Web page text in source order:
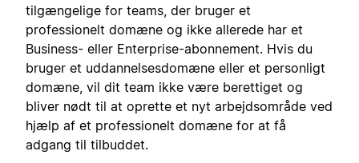
tilgængelige for teams, der bruger et
professionelt domæne og ikke allerede har et
Business- eller Enterprise-abonnement. Hvis du
bruger et uddannelsesdomæne eller et personligt
domæne, vil dit team ikke være berettiget og
bliver nødt til at oprette et nyt arbejdsområde ved
hjælp af et professionelt domæne for at få
adgang til tilbuddet.